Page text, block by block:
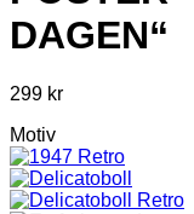
DAGEN“
299 kr
Motiv